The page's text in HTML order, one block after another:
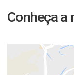
Conheça a